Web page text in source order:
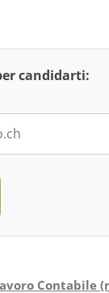
candidarti:
Contabile